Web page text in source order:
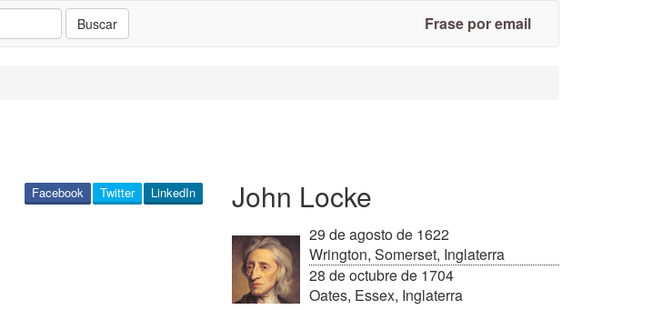
Buscar Frase por email
LinkedIn
Twitter
Facebook John Locke
29 de agosto de 1622
Wrington, Somerset, Inglaterra
28 de octubre de 1704
Oates, Essex, Inglaterra